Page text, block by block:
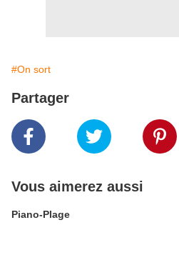
#On sort
Partager
Vous aimerez aussi
Piano-Plage